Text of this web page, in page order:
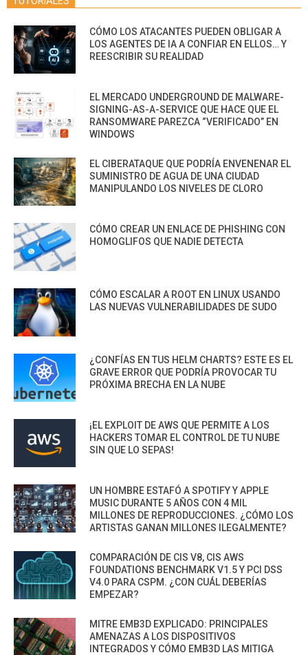
CÓMO LOS ATACANTES PUEDEN OBLIGAR A
LOS AGENTES DE IA A CONFIAR EN ELLOS… Y
REESCRIBIR SU REALIDAD
EL MERCADO UNDERGROUND DE MALWARE-
SIGNING-AS-A-SERVICE QUE HACE QUE EL
RANSOMWARE PAREZCA “VERIFICADO” EN
WINDOWS
EL CIBERATAQUE QUE PODRÍA ENVENENAR EL
SUMINISTRO DE AGUA DE UNA CIUDAD
MANIPULANDO LOS NIVELES DE CLORO
CÓMO CREAR UN ENLACE DE PHISHING CON
HOMOGLIFOS QUE NADIE DETECTA
CÓMO ESCALAR A ROOT EN LINUX USANDO
LAS NUEVAS VULNERABILIDADES DE SUDO
¿CONFÍAS EN TUS HELM CHARTS? ESTE ES EL
GRAVE ERROR QUE PODRÍA PROVOCAR TU
PRÓXIMA BRECHA EN LA NUBE
¡EL EXPLOIT DE AWS QUE PERMITE A LOS
HACKERS TOMAR EL CONTROL DE TU NUBE
SIN QUE LO SEPAS!
UN HOMBRE ESTAFÓ A SPOTIFY Y APPLE
MUSIC DURANTE 5 AÑOS CON 4 MIL
MILLONES DE REPRODUCCIONES. ¿CÓMO LOS
ARTISTAS GANAN MILLONES ILEGALMENTE?
COMPARACIÓN DE CIS V8, CIS AWS
FOUNDATIONS BENCHMARK V1.5 Y PCI DSS
V4.0 PARA CSPM. ¿CON CUÁL DEBERÍAS
EMPEZAR?
MITRE EMB3D EXPLICADO: PRINCIPALES
AMENAZAS A LOS DISPOSITIVOS
INTEGRADOS Y CÓMO EMB3D LAS MITIGA